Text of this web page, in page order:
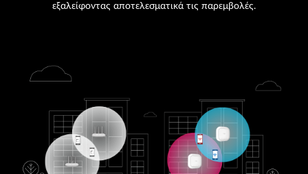
εξαλείφοντας αποτελεσματικά τις παρεμβολές.